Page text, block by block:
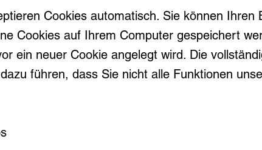
Cookies automatisch. Sie können Ihren
Cookies auf Ihrem Computer gespeichert
ein neuer Cookie angelegt wird. Die
führen, dass Sie nicht alle Funktionen